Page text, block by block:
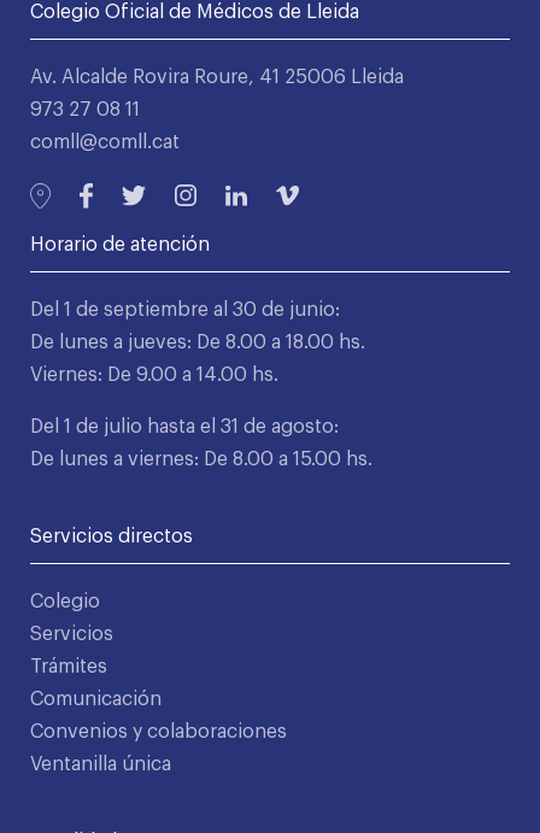
Colegio Oficial de Médicos de Lleida
Av. Alcalde Rovira Roure, 41 25006 Lleida
973 27 08 11
comll@comll.cat
Horario de atención
Del 1 de septiembre al 30 de junio:
De lunes a jueves: De 8.00 a 18.00 hs.
Viernes: De 9.00 a 14.00 hs.
Del 1 de julio hasta el 31 de agosto:
De lunes a viernes: De 8.00 a 15.00 hs.
Servicios directos
Colegio
Servicios
Trámites
Comunicación
Convenios y colaboraciones
Ventanilla única